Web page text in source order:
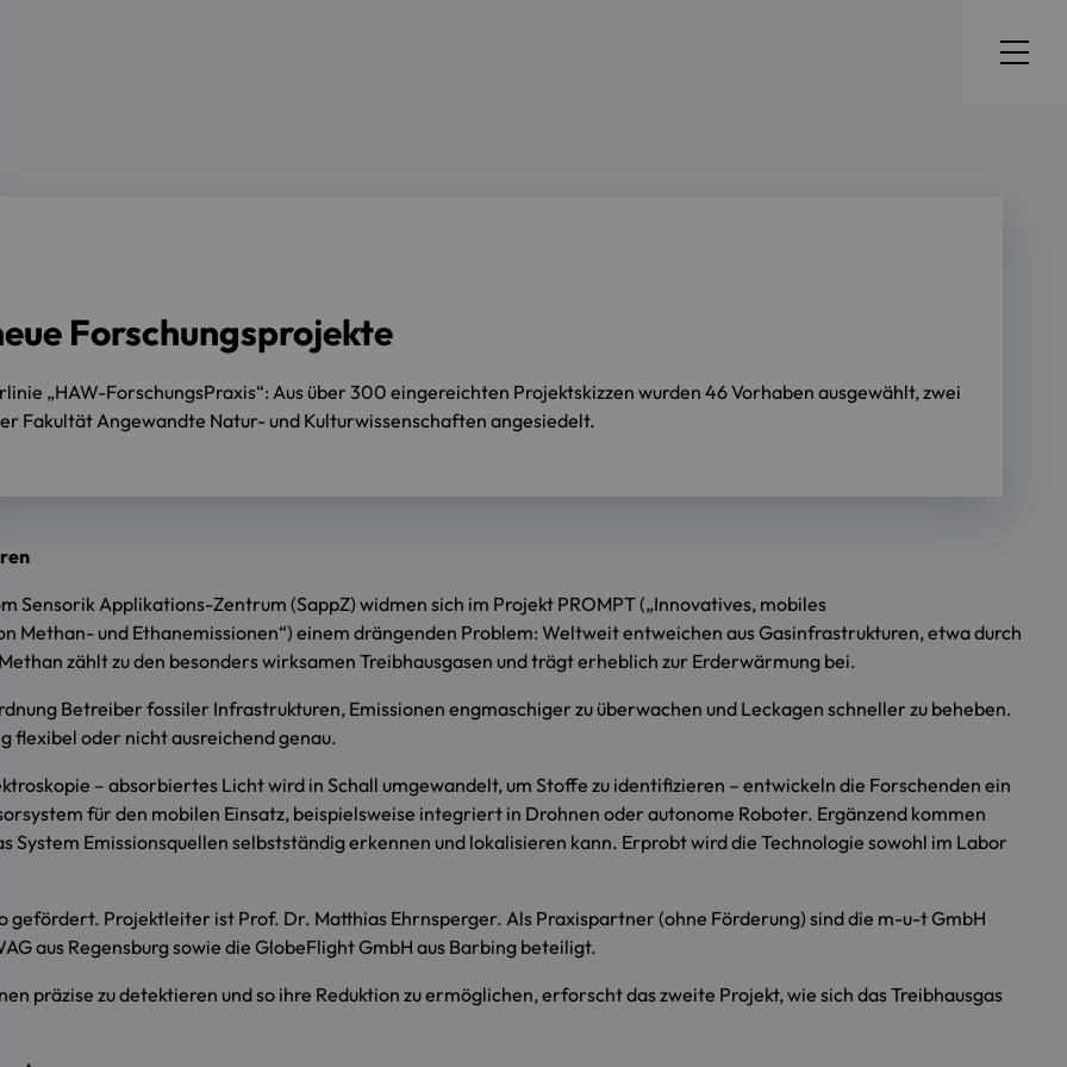
Forschungsprojekte
„HAW-ForschungsPraxis“: Aus über 300 eingereichten Projektskizzen wurden 46 Vorhaben ausgewählt, zwei
Fakultät Angewandte Natur- und Kulturwissenschaften angesiedelt.
Sensorik Applikations-Zentrum (SappZ) widmen sich im Projekt PROMPT („Innovatives, mobiles
Methan- und Ethanemissionen“) einem drängenden Problem: Weltweit entweichen aus Gasinfrastrukturen, etwa durch
zählt zu den besonders wirksamen Treibhausgasen und trägt erheblich zur Erderwärmung bei.
Betreiber fossiler Infrastrukturen, Emissionen engmaschiger zu überwachen und Leckagen schneller zu beheben.
flexibel oder nicht ausreichend genau.
– absorbiertes Licht wird in Schall umgewandelt, um Stoffe zu identifizieren – entwickeln die Forschenden ein
für den mobilen Einsatz, beispielsweise integriert in Drohnen oder autonome Roboter. Ergänzend kommen
System Emissionsquellen selbstständig erkennen und lokalisieren kann. Erprobt wird die Technologie sowohl im Labor
gefördert. Projektleiter ist Prof. Dr. Matthias Ehrnsperger. Als Praxispartner (ohne Förderung) sind die m-u-t GmbH
aus Regensburg sowie die GlobeFlight GmbH aus Barbing beteiligt.
präzise zu detektieren und so ihre Reduktion zu ermöglichen, erforscht das zweite Projekt, wie sich das Treibhausgas